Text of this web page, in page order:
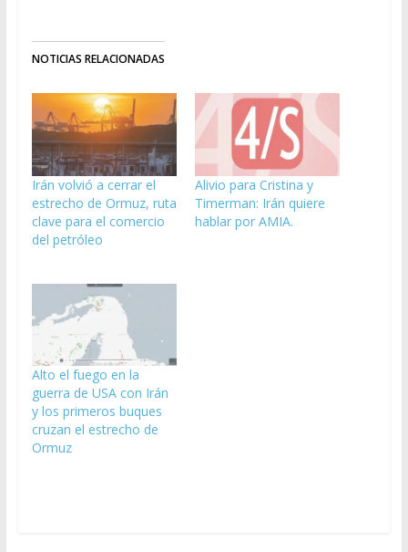
NOTICIAS RELACIONADAS
Irán volvió a cerrar el
estrecho de Ormuz, ruta
clave para el comercio
del petróleo
Alivio para Cristina y
Timerman: Irán quiere
hablar por AMIA.
Alto el fuego en la
guerra de USA con Irán
y los primeros buques
cruzan el estrecho de
Ormuz